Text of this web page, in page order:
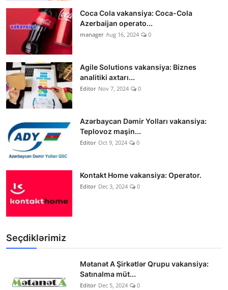
Coca Cola vakansiya: Coca-Cola
Azerbaijan operato...
manager Aug 16, 2024 0
Agile Solutions vakansiya: Biznes
analitiki axtarı...
Editor Nov 7, 2024 0
Azərbaycan Dəmir Yolları vakansiya:
Teplovoz maşin...
Editor Oct 9, 2024 0
Kontakt Home vakansiya: Operator.
Editor Dec 3, 2024 0
Seçdiklərimiz
Mətanət A Şirkətlər Qrupu vakansiya:
Satınalma müt...
Editor Dec 5, 2024 0